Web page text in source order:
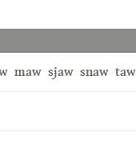
maw sjaw snaw taw